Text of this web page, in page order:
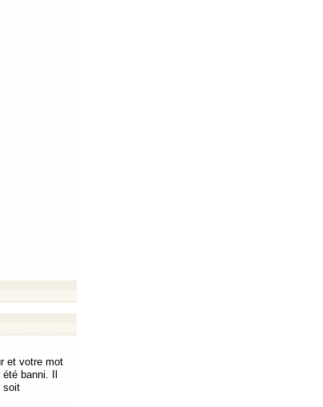
et votre mot
banni. Il
soit